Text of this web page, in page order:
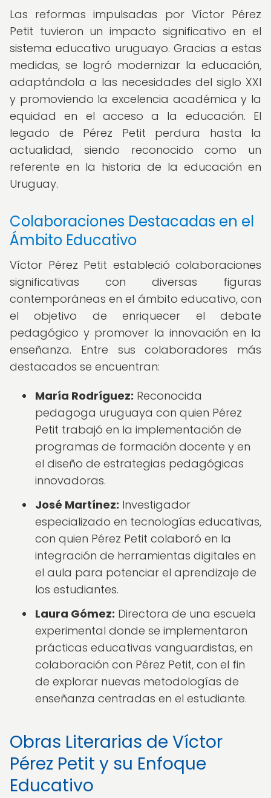
Las reformas impulsadas por Víctor Pérez
Petit tuvieron un impacto significativo en el
sistema educativo uruguayo. Gracias a estas
medidas, se logró modernizar la educación,
adaptándola a las necesidades del siglo XXI
y promoviendo la excelencia académica y la
equidad en el acceso a la educación. El
legado de Pérez Petit perdura hasta la
actualidad, siendo reconocido como un
referente en la historia de la educación en
Uruguay.
Colaboraciones Destacadas en el
Ámbito Educativo
Víctor Pérez Petit estableció colaboraciones
significativas con diversas figuras
contemporáneas en el ámbito educativo, con
el objetivo de enriquecer el debate
pedagógico y promover la innovación en la
enseñanza. Entre sus colaboradores más
destacados se encuentran:
María Rodríguez: Reconocida
pedagoga uruguaya con quien Pérez
Petit trabajó en la implementación de
programas de formación docente y en
el diseño de estrategias pedagógicas
innovadoras.
José Martínez: Investigador
especializado en tecnologías educativas,
con quien Pérez Petit colaboró en la
integración de herramientas digitales en
el aula para potenciar el aprendizaje de
los estudiantes.
Laura Gómez: Directora de una escuela
experimental donde se implementaron
prácticas educativas vanguardistas, en
colaboración con Pérez Petit, con el fin
de explorar nuevas metodologías de
enseñanza centradas en el estudiante.
Obras Literarias de Víctor
Pérez Petit y su Enfoque
Educativo